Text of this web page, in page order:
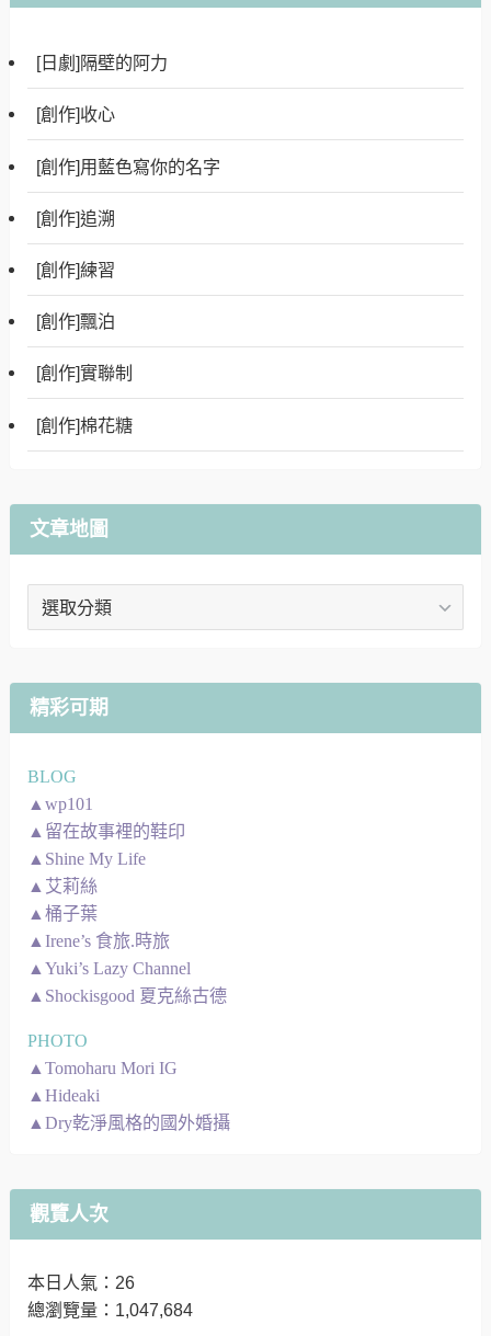
[日劇]隔壁的阿力
[創作]收心
[創作]用藍色寫你的名字
[創作]追溯
[創作]練習
[創作]飄泊
[創作]實聯制
[創作]棉花糖
文章地圖
文
圖
精彩可期
BLOG
▲wp101
▲留在故事裡的鞋印
▲Shine My Life
▲艾莉絲
▲桶子葉
▲Irene’s 食旅.時旅
▲Yuki’s Lazy Channel
▲Shockisgood 夏克絲古德
PHOTO
▲Tomoharu Mori IG
▲Hideaki
▲Dry乾淨風格的國外婚攝
觀覽人次
本日人氣：26
總瀏覽量：1,047,684